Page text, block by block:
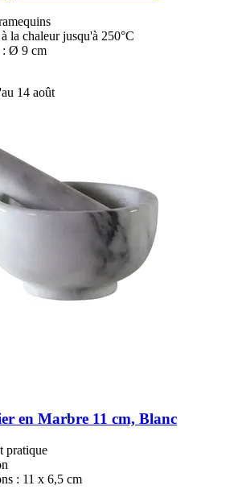
la chaleur jusqu'à 250°C
: Ø 9 cm
14 août
en Marbre 11 cm, Blanc
pratique
: 11 x 6,5 cm